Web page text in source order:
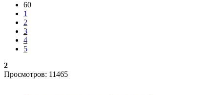
60
1
2
3
4
5
2
Просмотров: 11465